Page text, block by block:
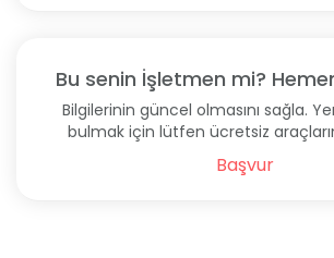
Bu senin İşletmen mi?
Bilgilerinin güncel olmasını sağla.
bulmak için lütfen ücretsiz
Başvur